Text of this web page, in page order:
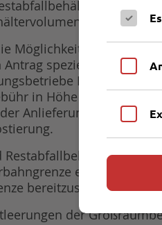
Möglichkeit zur
spezielle
Lübeck (Tel.
in Höhe von 0,0011
Anlieferung von
Restabfallbehälter sowie
entfernt
bereitzustellen.
der